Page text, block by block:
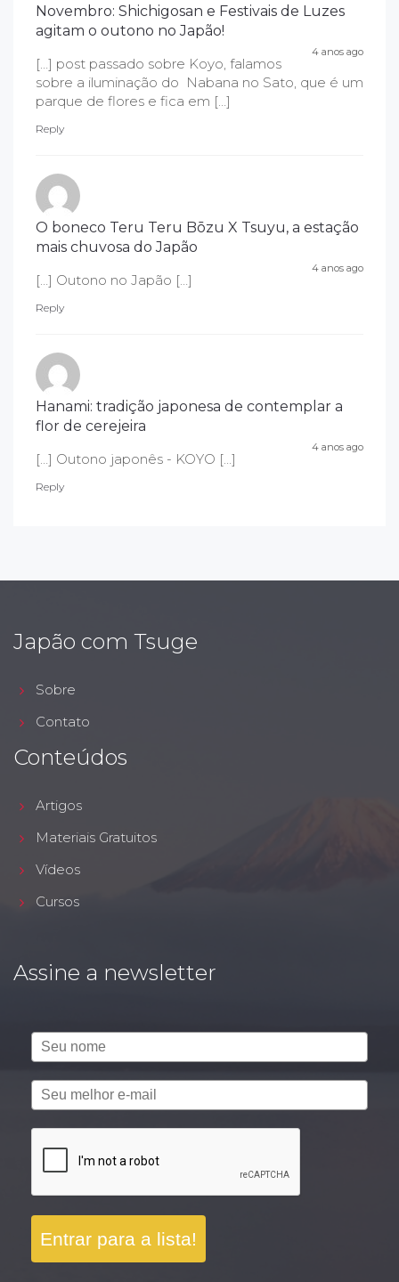
Novembro: Shichigosan e Festivais de Luzes
agitam o outono no Japão!
4 anos ago
[…] post passado sobre Koyo, falamos
sobre a iluminação do Nabana no Sato, que é um
parque de flores e fica em […]
Reply
O boneco Teru Teru Bōzu X Tsuyu, a estação
mais chuvosa do Japão
4 anos ago
[…] Outono no Japão […]
Reply
Hanami: tradição japonesa de contemplar a
flor de cerejeira
4 anos ago
[…] Outono japonês - KOYO […]
Reply
Japão com Tsuge
Sobre
Contato
Conteúdos
Artigos
Materiais Gratuitos
Vídeos
Cursos
Assine a newsletter
Entrar para a lista!